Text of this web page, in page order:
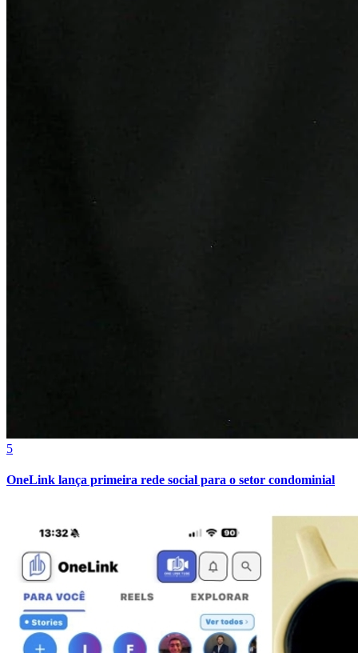
5
OneLink lança primeira rede social para o setor condominial